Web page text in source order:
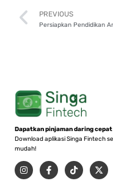
Prev
PREVIOUS
Dapatkan pinjaman daring
Download aplikasi Singa Fintech
mudah!
I
n
s
F
a
c
T
i
k
X
-
t